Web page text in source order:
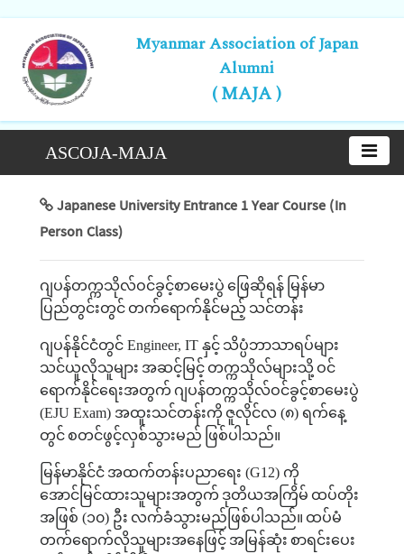
Myanmar Association of Japan
Alumni
( MAJA )
ASCOJA-MAJA
Japanese University Entrance 1 Year Course (In
Person Class)
ဂျပန်တက္ကသိုလ်ဝင်ခွင့်စာမေးပွဲ ဖြေဆိုရန် မြန်မာ
ပြည်တွင်းတွင် တက်ရောက်နိုင်မည့် သင်တန်း
ဂျပန်နိုင်ငံတွင် Engineer, ITနှင့် သိပ္ပံဘာသာရပ်များ
သင်ယူလိုသူများ အဆင့်မြင့် တက္ကသိုလ်များသို့ ဝင်
ရောက်နိုင်ရေးအတွက် ဂျပန်တက္ကသိုလ်ဝင်ခွင့်စာမေးပွဲ
(EJU Exam) အထူးသင်တန်းကို ဇူလိုင်လ (၈) ရက်နေ့
တွင် စတင်ဖွင့်လှစ်သွားမည် ဖြစ်ပါသည်။
မြန်မာနိုင်ငံ အထက်တန်းပညာရေး (G12) ကို
အောင်မြင်ထားသူများအတွက် ဒုတိယအကြိမ် ထပ်တိုး
အဖြစ် (၁၀) ဦး လက်ခံသွားမည်ဖြစ်ပါသည်။ ထပ်မံ
တက်ရောက်လိုသူများအနေဖြင့် အမြန်ဆုံး စာရင်းပေး